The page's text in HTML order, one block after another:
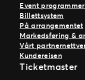
Event
Billettsystem
På arrangementet
Markedsføring &
Vårt
Kundereisen
Ticketmaster